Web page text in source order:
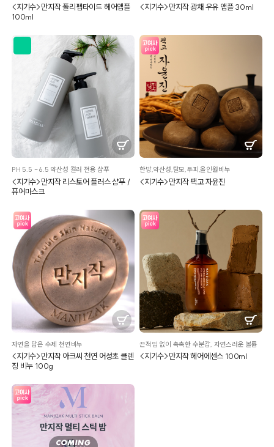
<지기수>만지작 폴리펩타이드 헤어앰플
100ml
<지기수>만지작 광채 우유 앰플 30ml
PH 5.5 - 6.5 약산성 컬러 전용 샴푸
<지기수>만지작 리스토어 플러스 샴푸 /
퓨어마스크
한방,약산성,탈모,두피,올인원비누
<지기수>만지작 팩고 자윤진
자연을 담은 수제 천연비누
<지기수>만지작 아크씨 천연 어성초 클렌
징 비누 100g
끈적임 없이 촉촉한 수분감, 자연스러운 볼륨
<지기수>만지작 헤어에센스 100ml